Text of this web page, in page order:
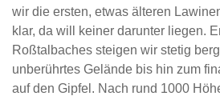
wir die ersten, etwas älteren
klar, da will keiner darunter liegen.
Roßtalbaches steigen wir stetig
unberührtes Gelände bis hin zum
auf den Gipfel. Nach rund 1000